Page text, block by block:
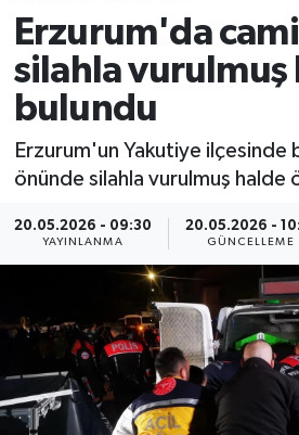
Erzurum'da
silahla vurulmuş
bulundu
Erzurum'un Yakutiye ilçesinde
önünde silahla vurulmuş halde
20.05.2026 - 09:30
YAYINLANMA
20.05.2026 -
GÜNCELLEME
Rize Jandarma Komutanlığı
Bilim Teknoloji
Advertising news
Canlı Maç
Dış Haberler
Dünya
Süper Lig Puan Durumu ve
Tüm Manşetler
Haber Arşivi